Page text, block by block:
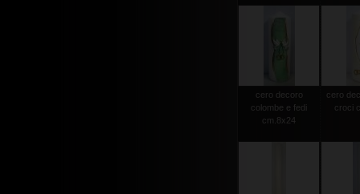
cero decoro
colombe e fedi
cm.8x24
cero
croci